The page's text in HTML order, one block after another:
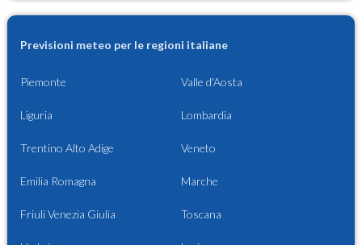
Previsioni meteo per le regioni italiane
Piemonte Valle d'Aosta
Liguria Lombardia
Trentino Alto Adige Veneto
Emilia Romagna Marche
Friuli Venezia Giulia Toscana